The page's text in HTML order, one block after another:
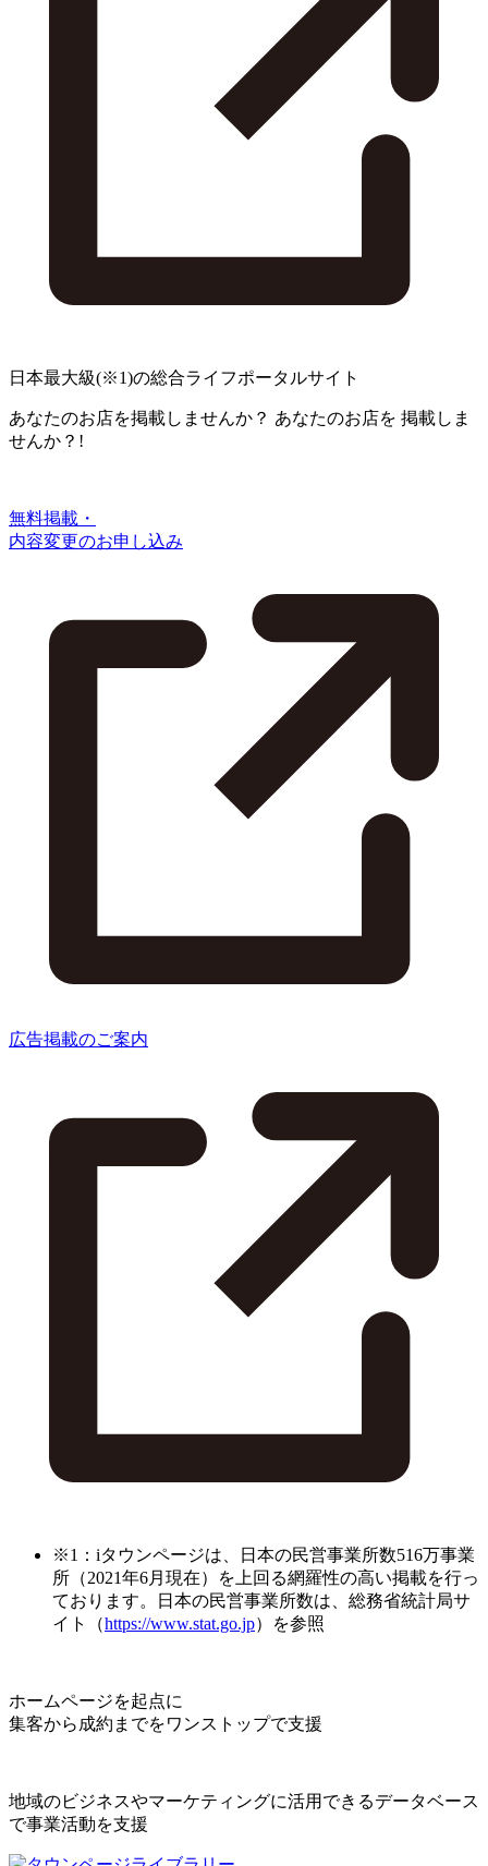
日本最大級(※1)の総合ライフポータルサイト
あなたのお店を掲載しませんか？ あなたのお店を 掲載しま
せんか？!
無料掲載・
内容変更のお申し込み
広告掲載のご案内
※1：iタウンページは、日本の民営事業所数516万事業
所（2021年6月現在）を上回る網羅性の高い掲載を行っ
ております。日本の民営事業所数は、総務省統計局サ
イト（https://www.stat.go.jp）を参照
ホームページを起点に
集客から成約までをワンストップで支援
地域のビジネスやマーケティングに活用できるデータベース
で事業活動を支援